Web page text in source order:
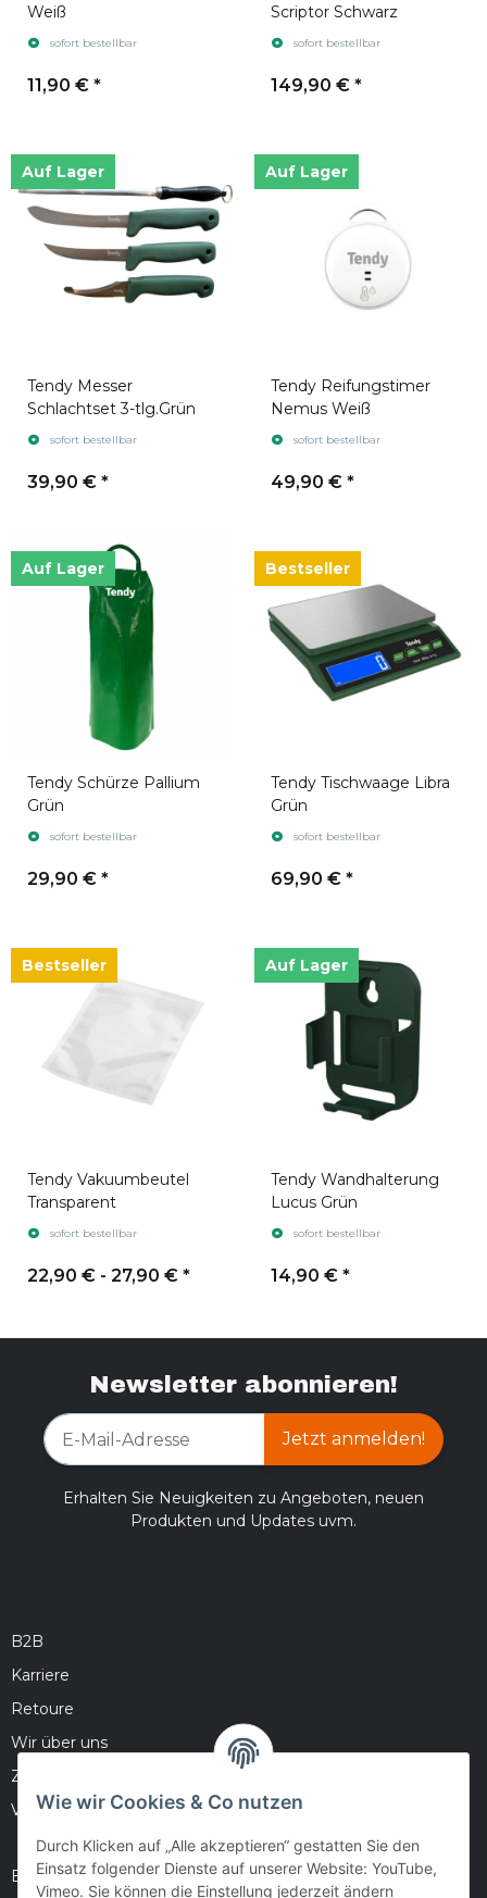
Weiß
sofort bestellbar
11,90 € *
Scriptor Schwarz
sofort bestellbar
149,90 € *
Auf Lager
Tendy Messer
Schlachtset 3-tlg.Grün
sofort bestellbar
39,90 € *
Auf Lager
Tendy Reifungstimer
Nemus Weiß
sofort bestellbar
49,90 € *
Auf Lager
Tendy Schürze Pallium
Grün
sofort bestellbar
29,90 € *
Bestseller
Tendy Tischwaage Libra
Grün
sofort bestellbar
69,90 € *
Bestseller
Tendy Vakuumbeutel
Transparent
sofort bestellbar
22,90 € - 27,90 € *
Auf Lager
Tendy Wandhalterung
Lucus Grün
sofort bestellbar
14,90 € *
Newsletter abonnieren!
Jetzt anmelden!
Erhalten Sie Neuigkeiten zu Angeboten, neuen
Produkten und Updates uvm.
B2B
Karriere
Retoure
Wir über uns
Zahlungsmöglichkeiten
Versandinformationen
Barrierefreiheitserklärung
Wie wir Cookies & Co nutzen
Durch Klicken auf „Alle akzeptieren“ gestatten Sie den
Einsatz folgender Dienste auf unserer Website: YouTube,
Vimeo. Sie können die Einstellung jederzeit ändern